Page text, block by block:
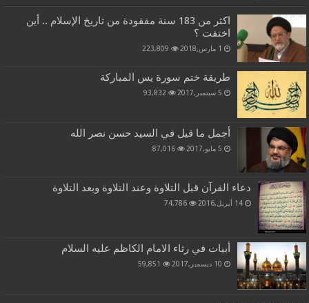
اكثر من 183 سنة مفقودة من تاريخ الإسلام .. أين
اختفت ؟
1 مارس,2018 223,809
طريقة ختم سورة يس المباركة
5 سبتمبر,2017 93,832
أجمل ما قيل في السيد حسن نصر الله
5 مايو,2017 87,016
دعاء القرآن قبل التلاوة وعند التلاوة وبعد التلاوة
14 أبريل,2016 74,786
أبيات في رثاء الامام الكاظم عليه السلام
10 ديسمبر,2017 59,851